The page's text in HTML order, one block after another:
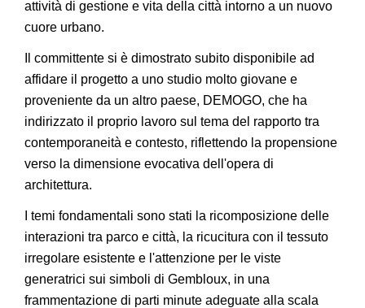
attività di gestione e vita della città intorno a un nuovo
cuore urbano.
Il committente si è dimostrato subito disponibile ad
affidare il progetto a uno studio molto giovane e
proveniente da un altro paese, DEMOGO, che ha
indirizzato il proprio lavoro sul tema del rapporto tra
contemporaneità e contesto, riflettendo la propensione
verso la dimensione evocativa dell'opera di
architettura.
I temi fondamentali sono stati la ricomposizione delle
interazioni tra parco e città, la ricucitura con il tessuto
irregolare esistente e l'attenzione per le viste
generatrici sui simboli di Gembloux, in una
frammentazione di parti minute adeguate alla scala